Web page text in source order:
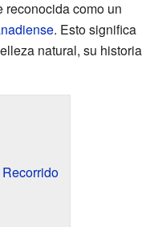
reconocida como un
. Esto significa
natural, su historia